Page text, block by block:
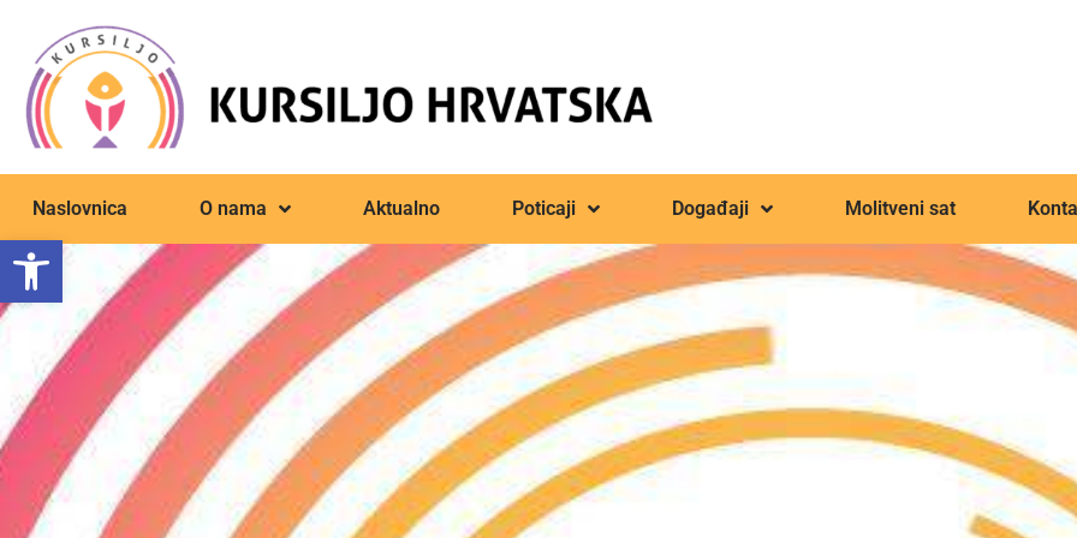
Open toolbar
Naslovnica O nama Aktualno Poticaji Događaji Molitveni sat